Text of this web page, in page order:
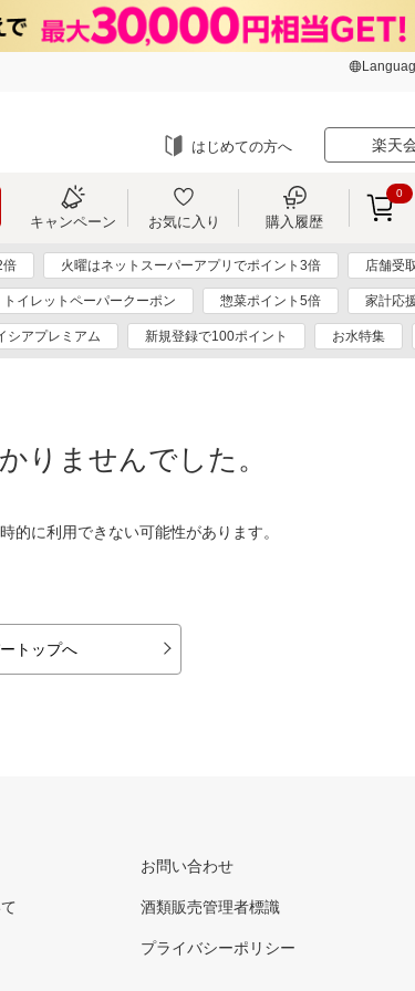
はじめての方へ 楽天
キャンペーン お気に入り 購入履歴
0
倍 火曜はネットスーパーアプリでポイント3倍 店舗受
トイレットペーパークーポン 惣菜ポイント5倍 家計応
シアプレミアム 新規登録で100ポイント お水特集
りませんでした。
的に利用できない可能性があります。
トップへ
お問い合わせ
酒類販売管理者標識
プライバシーポリシー